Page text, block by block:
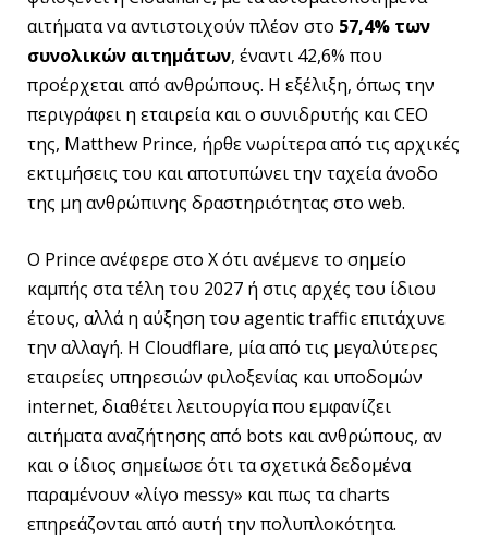
αιτήματα να αντιστοιχούν πλέον στο 57,4% των
συνολικών αιτημάτων, έναντι 42,6% που
προέρχεται από ανθρώπους. Η εξέλιξη, όπως την
περιγράφει η εταιρεία και ο συνιδρυτής και CEO
της, Matthew Prince, ήρθε νωρίτερα από τις αρχικές
εκτιμήσεις του και αποτυπώνει την ταχεία άνοδο
της μη ανθρώπινης δραστηριότητας στο web.
Ο Prince ανέφερε στο X ότι ανέμενε το σημείο
καμπής στα τέλη του 2027 ή στις αρχές του ίδιου
έτους, αλλά η αύξηση του agentic traffic επιτάχυνε
την αλλαγή. Η Cloudflare, μία από τις μεγαλύτερες
εταιρείες υπηρεσιών φιλοξενίας και υποδομών
internet, διαθέτει λειτουργία που εμφανίζει
αιτήματα αναζήτησης από bots και ανθρώπους, αν
και ο ίδιος σημείωσε ότι τα σχετικά δεδομένα
παραμένουν «λίγο messy» και πως τα charts
επηρεάζονται από αυτή την πολυπλοκότητα.